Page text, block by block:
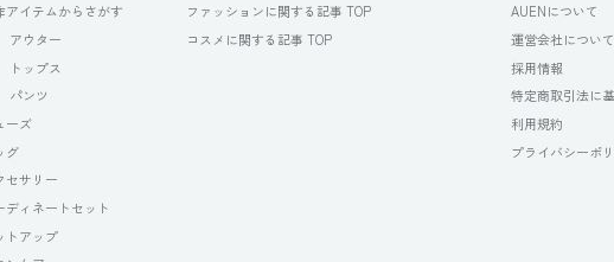
アイテムからさがす
アウター
トップス
パンツ
ーズ
グ
セサリー
ディネートセット
トアップ
ファッションに関する記事 TOP
コスメに関する記事 TOP
AUENについて
運営会社について
採用情報
特定商取引法に
利用規約
プライバシーポ